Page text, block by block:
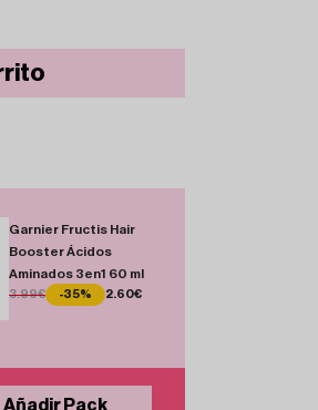
Garnier Fructis Hair
Booster Ácidos
Aminados 3en1 60 ml
3.99€ -35% 2.60€
Añadir Pack